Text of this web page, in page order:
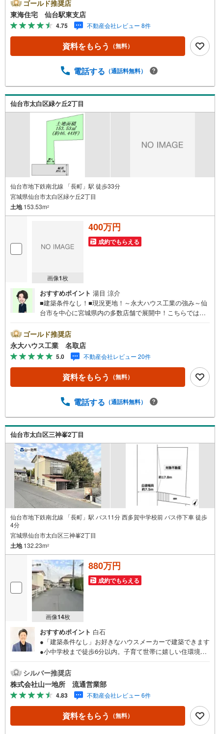
可能です * アピールポイント *■建築条件なし！お好きなハ
ウスメーカーにて建築することが出来ます ■角地で陽当り
良好 ■毎月の光熱費を削減出来る「都市ガス」対応■建物は
解体希望の方は仰ってください。要相談となります。 周辺
環境 *・芦口小学校:徒歩9分・長町中学校:徒歩21分・セブ
平店:徒歩12分 お問い合わせについて *・当日のご予約も承
ん、メールでのご相談、資料請求も大歓迎です ⇒お電話に
抵抗がある方も安心してお問い合わせください
ゴールド推奨店
東海住宅 仙台駅東支店
4.75 不動産会社レビュー 8件
資料をもらう （無料）
電話する （通話料無料）
仙台市太白区緑ケ丘2丁目
仙台市地下鉄南北線 「長町」駅 徒歩33分
宮城県仙台市太白区緑ケ丘2丁目
土地153.53m2
画像1枚
400万円
成約でもらえる
おすすめポイント 湯目 涼介
■建築条件なし！■現況更地！～永大ハウス工業の強み～仙
台市を中心に宮城県内の多数店舗で展開中！こちらでは当
識＞戸建・マンション・土地…と種別を問わず不動産を取
り扱っております。さらに教育施設や商業施設、子育て環
境や行政などの地域情報を総合し、お客様により良い物件
選びをしていただけるよう、しっかりとサポートさせてい
ただきます。2.＜経験豊富なスタッフ＞当社では【購入】
【売却】【引っ越し】【リフォーム】など住宅に関する
や各種税金についても、誠心誠意ご説明させていただきま
族皆様で、ぜひお越しください。営業時間:10:00～18:00
（定休日:火・水曜日 ※店舗により変動あり）現地のご案
内も可能ですので、どうぞお気軽にお問い合わせくださ
い！
ゴールド推奨店
永大ハウス工業 名取店
5.0 不動産会社レビュー 20件
資料をもらう （無料）
電話する （通話料無料）
仙台市太白区三神峯2丁目
仙台市地下鉄南北線 「長町」駅 バス11分 西多賀中学校前 バス停下車 徒歩
4分
宮城県仙台市太白区三神峯2丁目
土地132.23m2
画像14枚
880万円
成約でもらえる
おすすめポイント 白石
●「建築条件なし」お好きなハウスメーカーで建築できます
●小中学校まで徒歩6分以内。子育て世帯に嬉しい住環境●
●○●○●○●○●○●○●○●○●【購入のご相談】地元に強い「山一
地所」だから売買物件も豊富です！ご希望の物件のご紹介
から、ローンのご相談、投資のご相談までおまかせくださ
い!!■住宅ローンはどれくらい組めるのだろう？■無理のな
い支払いの為には、予算をいくらにすればいいの？■マンシ
ョンか戸建か迷い中。どういう基準で選んだらいい？お住
シルバー推奨店
株式会社山一地所 流通営業部
4.83 不動産会社レビュー 6件
資料をもらう （無料）